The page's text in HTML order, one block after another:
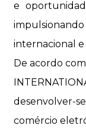
e
internacional e
De acordo
desenvolver-
comércio